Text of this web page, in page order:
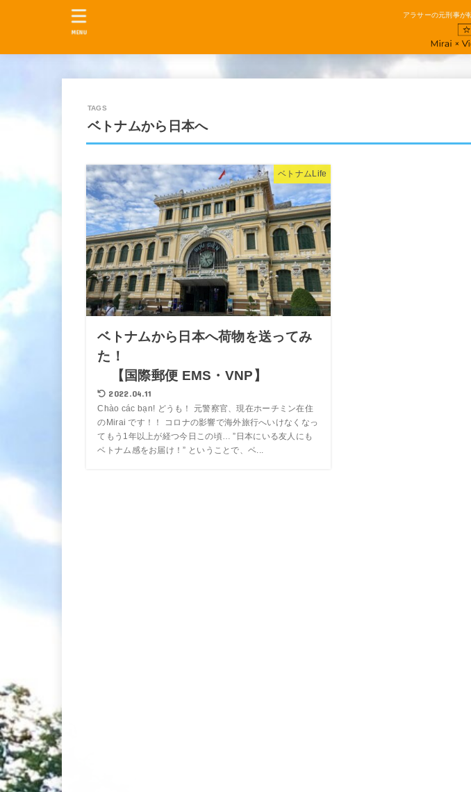
アラサーの元刑事が
MENU
ベトナムから日本へ
ベトナムLife
ベトナムから日本へ荷物を送ってみ
た！
【国際郵便 EMS・VNP】
2022.04.11
Chào các bạn! どうも！ 元警察官、現在ホーチミン在住
のMirai です！！ コロナの影響で海外旅行へいけなくなっ
てもう1年以上が経つ今日この頃… ”日本にいる友人にも
ベトナム感をお届け！” ということで、ベ...